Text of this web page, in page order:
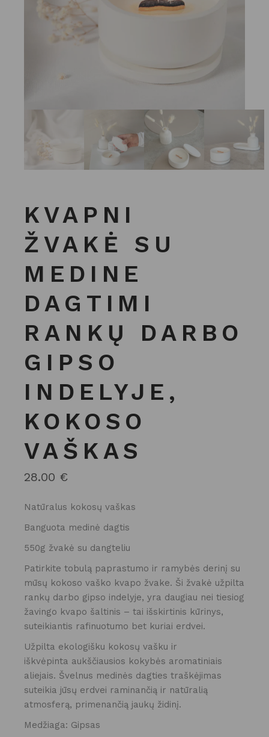
KVAPNI
ŽVAKĖ SU
MEDINE
DAGTIMI
RANKŲ DARBO
GIPSO
INDELYJE,
KOKOSO
VAŠKAS
28.00 €
Natūralus kokosų vaškas
Banguota medinė dagtis
550g žvakė su dangteliu
Patirkite tobulą paprastumo ir ramybės derinį su
mūsų kokoso vaško kvapo žvake. Ši žvakė užpilta
rankų darbo gipso indelyje, yra daugiau nei tiesiog
žavingo kvapo šaltinis – tai išskirtinis kūrinys,
suteikiantis rafinuotumo bet kuriai erdvei.
Užpilta ekologišku kokosų vašku ir
iškvėpinta aukščiausios kokybės aromatiniais
aliejais. Švelnus medinės dagties traškėjimas
suteikia jūsų erdvei raminančią ir natūralią
atmosferą, primenančią jaukų židinį.
Medžiaga: Gipsas